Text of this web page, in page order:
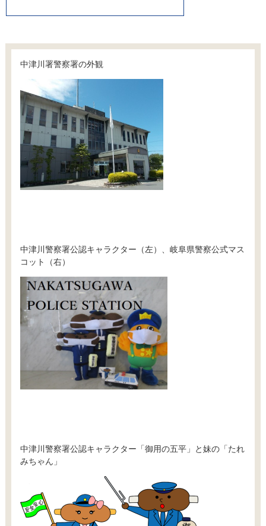
中津川署警察署の外観
中津川警察署公認キャラクター（左）、岐阜県警察公式マス
コット（右）
中津川警察署公認キャラクター「御用の五平」と妹の「たれ
みちゃん」